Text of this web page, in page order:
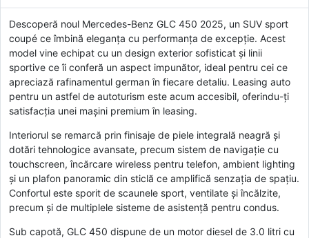
Descoperă noul Mercedes-Benz GLC 450 2025, un SUV sport
coupé ce îmbină eleganța cu performanța de excepție. Acest
model vine echipat cu un design exterior sofisticat și linii
sportive ce îi conferă un aspect impunător, ideal pentru cei ce
apreciază rafinamentul german în fiecare detaliu. Leasing auto
pentru un astfel de autoturism este acum accesibil, oferindu-ți
satisfacția unei mașini premium în leasing.
Interiorul se remarcă prin finisaje de piele integrală neagră și
dotări tehnologice avansate, precum sistem de navigație cu
touchscreen, încărcare wireless pentru telefon, ambient lighting
și un plafon panoramic din sticlă ce amplifică senzația de spațiu.
Confortul este sporit de scaunele sport, ventilate și încălzite,
precum și de multiplele sisteme de asistență pentru condus.
Sub capotă, GLC 450 dispune de un motor diesel de 3.0 litri cu